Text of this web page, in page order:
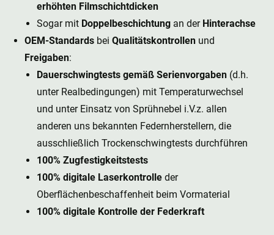
erhöhten Filmschichtdicken
Sogar mit Doppelbeschichtung an der Hinterachse
OEM-Standards bei Qualitätskontrollen und
Freigaben:
Dauerschwingtests gemäß Serienvorgaben (d.h.
unter Realbedingungen) mit Temperaturwechsel
und unter Einsatz von Sprühnebel i.V.z. allen
anderen uns bekannten Federnherstellern, die
ausschließlich Trockenschwingtests durchführen
100% Zugfestigkeitstests
100% digitale Laserkontrolle der
Oberflächenbeschaffenheit beim Vormaterial
100% digitale Kontrolle der Federkraft